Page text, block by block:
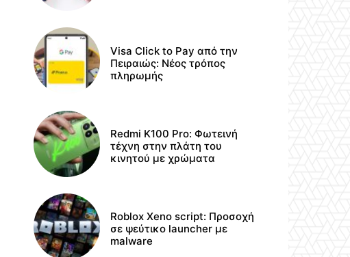
Visa Click to Pay από την
Πειραιώς: Νέος τρόπος
πληρωμής
Redmi K100 Pro: Φωτεινή
τέχνη στην πλάτη του
κινητού με χρώματα
Roblox Xeno script: Προσοχή
σε ψεύτικο launcher με
malware